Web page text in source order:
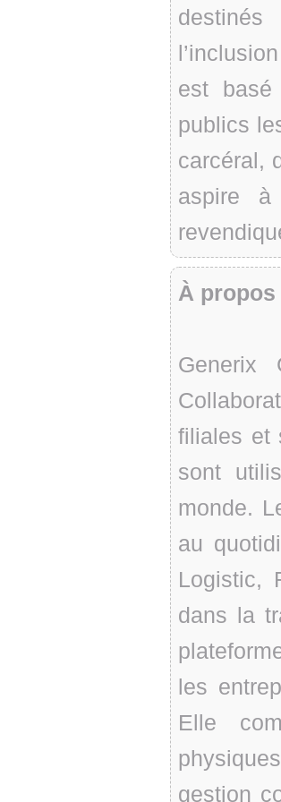
est
publics
carcéral,
aspire
À propos
filiales et
sont
monde.
au
Logistic,
dans la
les
Elle
gestion